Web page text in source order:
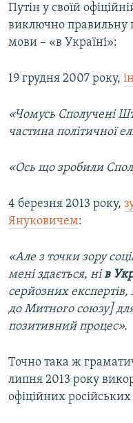
Путін у своїй
виключно правильну
мови – «в Україні»:
19 грудня 2007 року,
«Чомусь Сполучені
частина політичної
«Ось що зробили
4 березня 2013 року,
Януковичем:
«Але з точки зору
мені здається, нів
серйозних
до Митного союзу]
позитивний процес».
Точно така ж
липня 2013 року
офіційних